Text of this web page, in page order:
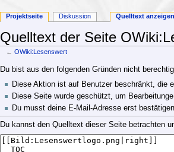
Quelltext der Seite
←OWiki:Lesenswert
Du bist aus den folgenden Gründen nicht
Diese Aktion ist auf Benutzer beschränkt, die
Diese Seite wurde geschützt, um
Du musst deine E-Mail-Adresse erst
Du kannst den Quelltext dieser Seite betrachten
Projektseite Diskussion Quelltext anzeigen